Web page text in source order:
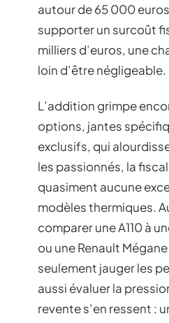
autour de 65 000
supporter un surcoût
milliers d’euros, une
loin d’être négligeable.
L’addition grimpe
options, jantes
exclusifs, qui
les passionnés, la
quasiment aucune
modèles thermiques.
comparer une A110 à
ou une Renault
seulement jauger les
aussi évaluer la
revente s’en ressent :